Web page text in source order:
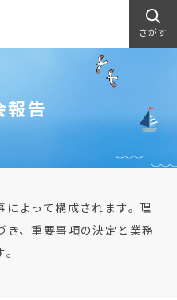
さがす
報告
よって構成されます。理
き、重要事項の決定と業務